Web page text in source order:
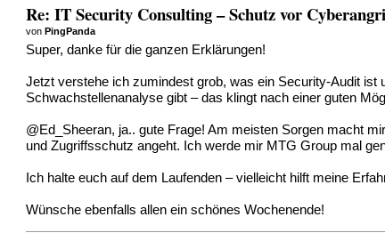
Re: IT Security Consulting – Schutz vor
vonPingPanda
Super, danke für die ganzen Erklärungen!
Jetzt verstehe ich zumindest grob, was ein Security-Audit ist
Schwachstellenanalyse gibt – das klingt nach einer guten
@Ed_Sheeran, ja.. gute Frage! Am meisten Sorgen macht
und Zugriffsschutz angeht. Ich werde mir MTG Group mal
Ich halte euch auf dem Laufenden – vielleicht hilft meine
Wünsche ebenfalls allen ein schönes Wochenende!